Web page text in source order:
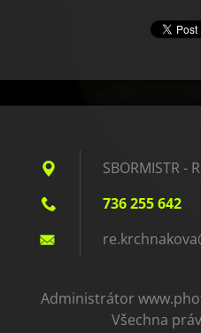
SBORMISTR -
736 255 642
re.krchn
Administrátor
Všechna